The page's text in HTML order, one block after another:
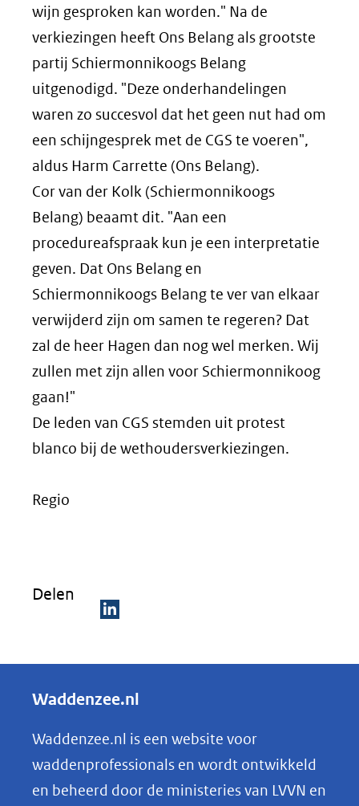
wijn gesproken kan worden." Na de
verkiezingen heeft Ons Belang als grootste
partij Schiermonnikoogs Belang
uitgenodigd. "Deze onderhandelingen
waren zo succesvol dat het geen nut had om
een schijngesprek met de CGS te voeren",
aldus Harm Carrette (Ons Belang).
Cor van der Kolk (Schiermonnikoogs
Belang) beaamt dit. "Aan een
procedureafspraak kun je een interpretatie
geven. Dat Ons Belang en
Schiermonnikoogs Belang te ver van elkaar
verwijderd zijn om samen te regeren? Dat
zal de heer Hagen dan nog wel merken. Wij
zullen met zijn allen voor Schiermonnikoog
gaan!"
De leden van CGS stemden uit protest
blanco bij de wethoudersverkiezingen.
Regio
Delen
e
e
n
o
p
Waddenzee.nl
Waddenzee.nl is een website voor
waddenprofessionals en wordt ontwikkeld
en beheerd door de ministeries van LVVN en